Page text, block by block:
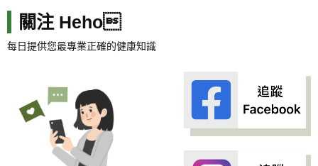
關注 Heho
每日提供您最專業正確的健康知識